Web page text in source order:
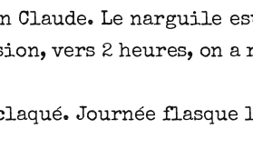
Claude. Le narguile
vers 2 heures, on a
Journée